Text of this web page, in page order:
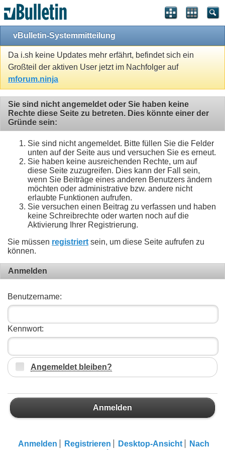
vBulletin-Systemmitteilung
Da i.sh keine Updates mehr erfährt, befindet sich ein
Großteil der aktiven User jetzt im Nachfolger auf
mforum.ninja
Sie sind nicht angemeldet oder Sie haben keine
Rechte diese Seite zu betreten. Dies könnte einer der
Gründe sein:
Sie sind nicht angemeldet. Bitte füllen Sie die Felder
unten auf der Seite aus und versuchen Sie es erneut.
Sie haben keine ausreichenden Rechte, um auf
diese Seite zuzugreifen. Dies kann der Fall sein,
wenn Sie Beiträge eines anderen Benutzers ändern
möchten oder administrative bzw. andere nicht
erlaubte Funktionen aufrufen.
Sie versuchen einen Beitrag zu verfassen und haben
keine Schreibrechte oder warten noch auf die
Aktivierung Ihrer Registrierung.
Sie müssen registriert sein, um diese Seite aufrufen zu
können.
Anmelden
Benutzername:
Kennwort:
Angemeldet bleiben?
Anmelden
Anmelden Registrieren Desktop-Ansicht
Nach